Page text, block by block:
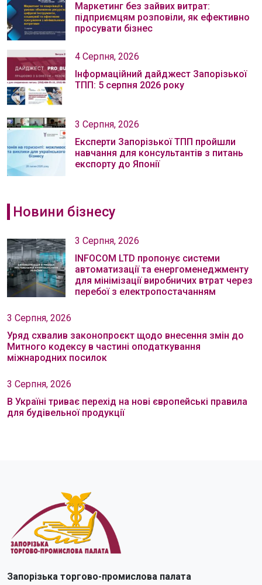
Маркетинг без зайвих витрат:
підприємцям розповіли, як ефективно
просувати бізнес
4 Серпня, 2026
Інформаційний дайджест Запорізької
ТПП: 5 серпня 2026 року
3 Серпня, 2026
Експерти Запорізької ТПП пройшли
навчання для консультантів з питань
експорту до Японії
Новини бізнесу
3 Серпня, 2026
INFOCOM LTD пропонує системи
автоматизації та енергоменеджменту
для мінімізації виробничих втрат через
перебої з електропостачанням
3 Серпня, 2026
Уряд схвалив законопроєкт щодо внесення змін до
Митного кодексу в частині оподаткування
міжнародних посилок
3 Серпня, 2026
В Україні триває перехід на нові європейські правила
для будівельної продукції
Запорізька торгово-промислова палата